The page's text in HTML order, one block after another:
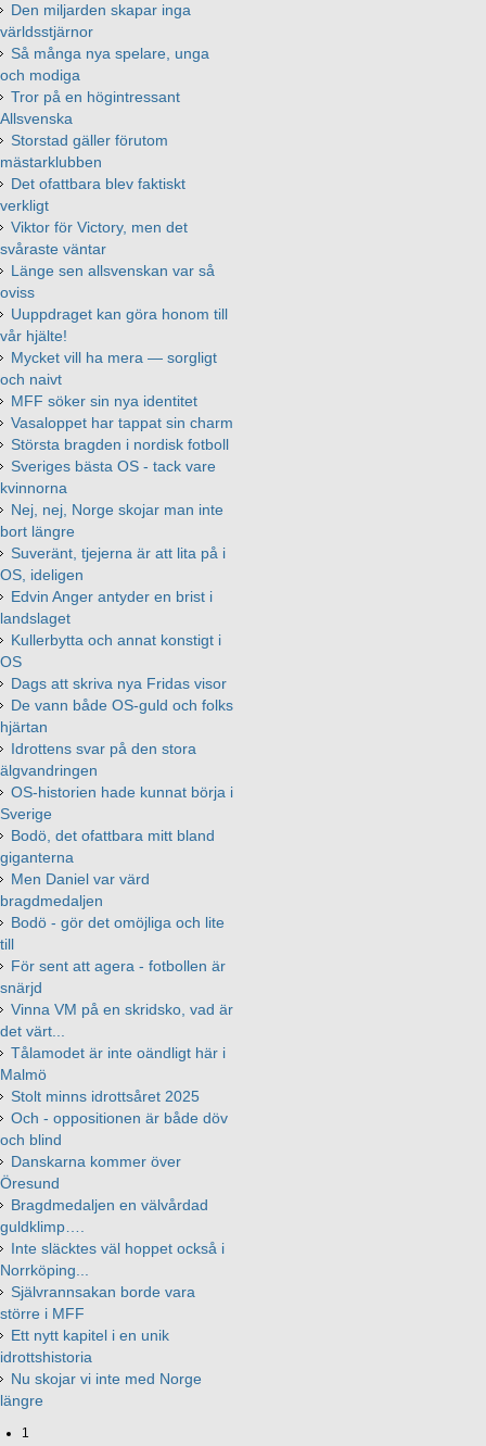
Den miljarden skapar inga
världsstjärnor
Så många nya spelare, unga
och modiga
Tror på en högintressant
Allsvenska
Storstad gäller förutom
mästarklubben
Det ofattbara blev faktiskt
verkligt
Viktor för Victory, men det
svåraste väntar
Länge sen allsvenskan var så
oviss
Uuppdraget kan göra honom till
vår hjälte!
Mycket vill ha mera — sorgligt
och naivt
MFF söker sin nya identitet
Vasaloppet har tappat sin charm
Största bragden i nordisk fotboll
Sveriges bästa OS - tack vare
kvinnorna
Nej, nej, Norge skojar man inte
bort längre
Suveränt, tjejerna är att lita på i
OS, ideligen
Edvin Anger antyder en brist i
landslaget
Kullerbytta och annat konstigt i
OS
Dags att skriva nya Fridas visor
De vann både OS-guld och folks
hjärtan
Idrottens svar på den stora
älgvandringen
OS-historien hade kunnat börja i
Sverige
Bodö, det ofattbara mitt bland
giganterna
Men Daniel var värd
bragdmedaljen
Bodö - gör det omöjliga och lite
till
För sent att agera - fotbollen är
snärjd
Vinna VM på en skridsko, vad är
det värt...
Tålamodet är inte oändligt här i
Malmö
Stolt minns idrottsåret 2025
Och - oppositionen är både döv
och blind
Danskarna kommer över
Öresund
Bragdmedaljen en välvårdad
guldklimp….
Inte släcktes väl hoppet också i
Norrköping...
Självrannsakan borde vara
större i MFF
Ett nytt kapitel i en unik
idrottshistoria
Nu skojar vi inte med Norge
längre
1